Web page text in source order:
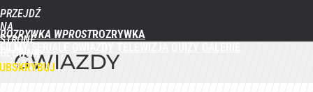
PRZEJDŹ
NA
STRONĘ
GŁÓWNĄ
WPROST.PL
ROZRYWKA WPROST
GWIAZDY